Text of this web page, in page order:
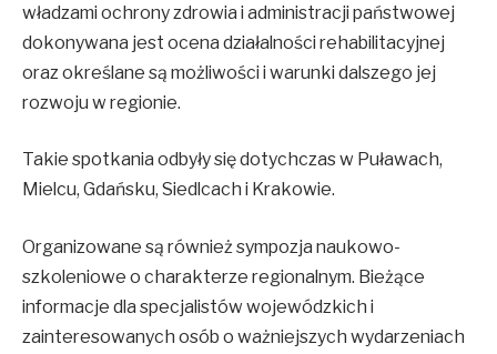
władzami ochrony zdrowia i administracji państwowej
dokonywana jest ocena działalności rehabilitacyjnej
oraz określane są możliwości i warunki dalszego jej
rozwoju w regionie.
Takie spotkania odbyły się dotychczas w Puławach,
Mielcu, Gdańsku, Siedlcach i Krakowie.
Organizowane są również sympozja naukowo-
szkoleniowe o charakterze regionalnym. Bieżące
informacje dla specjalistów wojewódzkich i
zainteresowanych osób o ważniejszych wydarzeniach